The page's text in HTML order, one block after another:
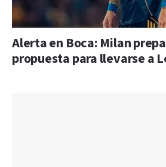
Alerta en Boca: Milan
propuesta para llevarse a